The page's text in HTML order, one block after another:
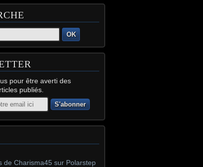
OK
pour être averti des
publiés.
de Charisma45 sur Polarstep